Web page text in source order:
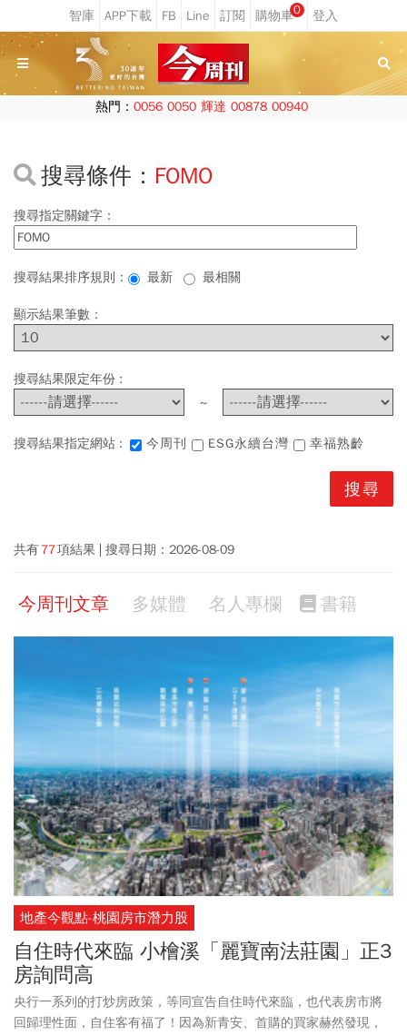
0
熱門： 0056 0050 輝達 00878 00940
搜尋條件： FOMO
搜尋指定關鍵字：
搜尋結果排序規則： 最新 最相關
顯示結果筆數：
搜尋結果限定年份 :
~
搜尋結果指定網站 : 今周刊 ESG永續台灣 幸福熟齡
共有77項結果 搜尋日期： 2026-08-09
今周刊文章 多媒體 名人專欄 書籍
地產今觀點-桃園房市潛力股
自住時代來臨 小檜溪「麗寶南法莊園」正3
房詢問高
央行一系列的打炒房政策，等同宣告自住時代來臨，也代表房市將
回歸理性面，自住客有福了！因為新青安、首購的買家赫然發現，